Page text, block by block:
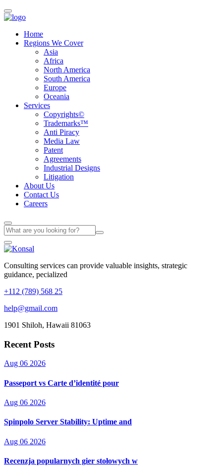
Home
Regions We Cover
Asia
Africa
North America
South America
Europe
Oceania
Services
Copyrights©
Trademarks™
Anti Piracy
Media Law
Patent
Agreements
Industrial Designs
Litigation
About Us
Contact Us
Careers
Consulting services can provide valuable insights, strategic
guidance, pecialized
+112 (789) 568 25
help@gmail.com
1901 Shiloh, Hawaii 81063
Recent Posts
Aug 06 2026
Passeport vs Carte d’identité pour
Aug 06 2026
Spinpolo Server Stability: Uptime and
Aug 06 2026
Recenzja popularnych gier stołowych w